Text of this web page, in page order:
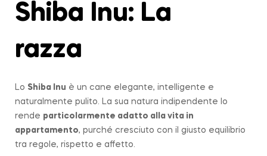
Shiba Inu: La
razza
Lo Shiba Inu è un cane elegante, intelligente e
naturalmente pulito. La sua natura indipendente lo
rende particolarmente adatto alla vita in
appartamento, purché cresciuto con il giusto equilibrio
tra regole, rispetto e affetto.